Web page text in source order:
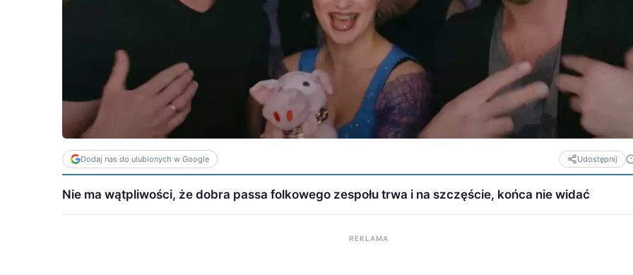
Dodaj nas do ulubionych w Google Udostępnij
Nie ma wątpliwości, że dobra passa folkowego zespołu trwa i na szczęście, końca nie widać
REKLAMA